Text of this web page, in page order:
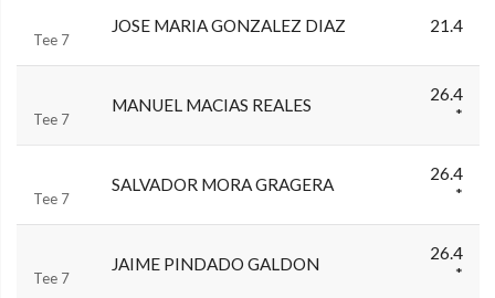
Tee 7
JOSE MARIA GONZALEZ DIAZ 21.4
Tee 7
MANUEL MACIAS REALES
26.4
*
Tee 7
SALVADOR MORA GRAGERA
26.4
*
Tee 7
JAIME PINDADO GALDON
26.4
*